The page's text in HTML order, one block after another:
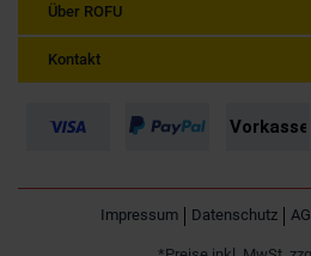
Über ROFU
Kontakt
Impressum Datenschutz